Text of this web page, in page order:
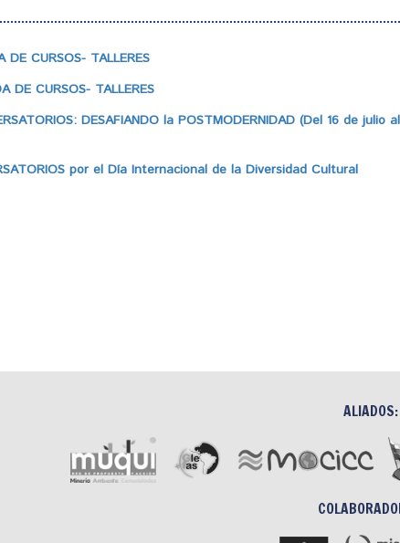
DE CURSOS- TALLERES
DE CURSOS- TALLERES
DESAFIANDO la POSTMODERNIDAD (Del 16 de
por el Día Internacional de la Diversidad Cultural
ALIADOS: